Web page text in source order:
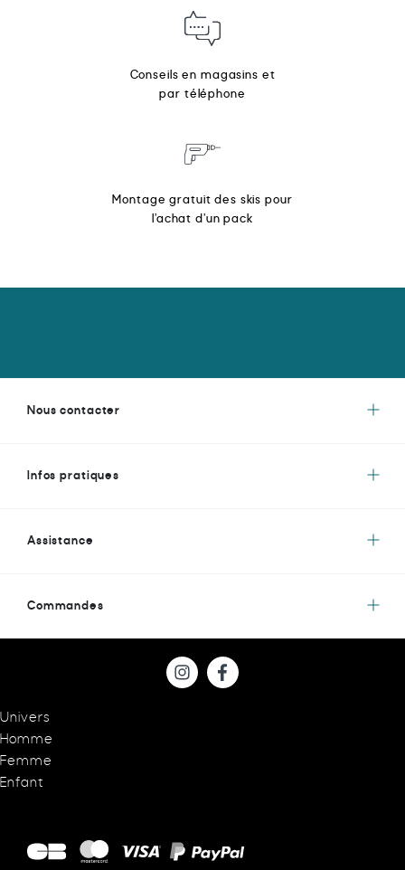
Conseils en magasins et
par téléphone
Montage gratuit des skis pour
l’achat d’un pack
Nous contacter
Infos pratiques
Assistance
Commandes
Univers
Homme
Femme
Enfant